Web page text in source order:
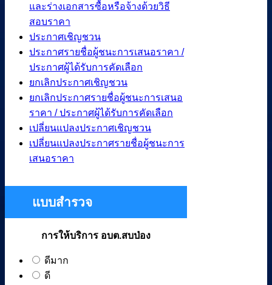
และร่างเอกสารซื้อหรือจ้างด้วยวิธี
สอบราคา
ประกาศเชิญชวน
ประกาศรายชื่อผู้ชนะการเสนอราคา /
ประกาศผู้ได้รับการคัดเลือก
ยกเลิกประกาศเชิญชวน
ยกเลิกประกาศรายชื่อผู้ชนะการเสนอ
ราคา / ประกาศผู้ได้รับการคัดเลือก
เปลี่ยนแปลงประกาศเชิญชวน
เปลี่ยนแปลงประกาศรายชื่อผู้ชนะการ
เสนอราคา
แบบสำรวจ
การให้บริการ อบต.สบป่อง
ดีมาก
ดี